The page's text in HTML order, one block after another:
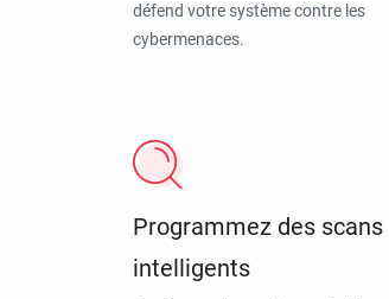
défend votre système contre les
cybermenaces.
Programmez des scans
intelligents